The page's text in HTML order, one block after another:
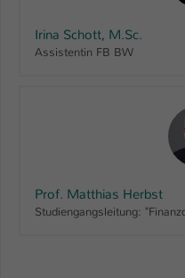
Irina Schott, M.Sc.
Assistentin FB BW
Prof. Matthias Herbst